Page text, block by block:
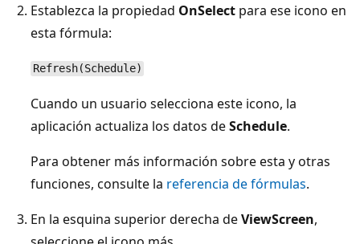
Establezca la propiedad OnSelect para ese icono en
esta fórmula:
Refresh(Schedule)
Cuando un usuario selecciona este icono, la
aplicación actualiza los datos deSchedule.
Para obtener más información sobre esta y otras
funciones, consulte la referencia de fórmulas.
En la esquina superior derecha deViewScreen,